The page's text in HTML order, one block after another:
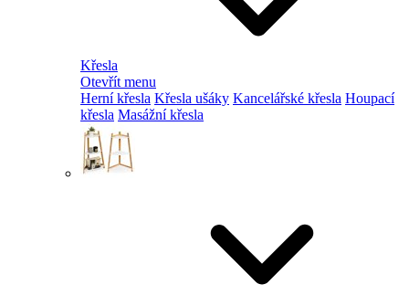
Křesla
Otevřít menu
Herní křesla Křesla ušáky Kancelářské křesla Houpací
křesla Masážní křesla